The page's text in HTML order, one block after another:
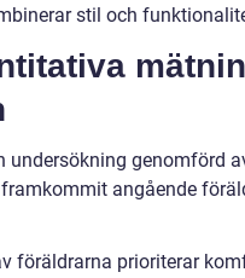
stil och
undersökning genomförd
angående
föräldrarna prioriterar